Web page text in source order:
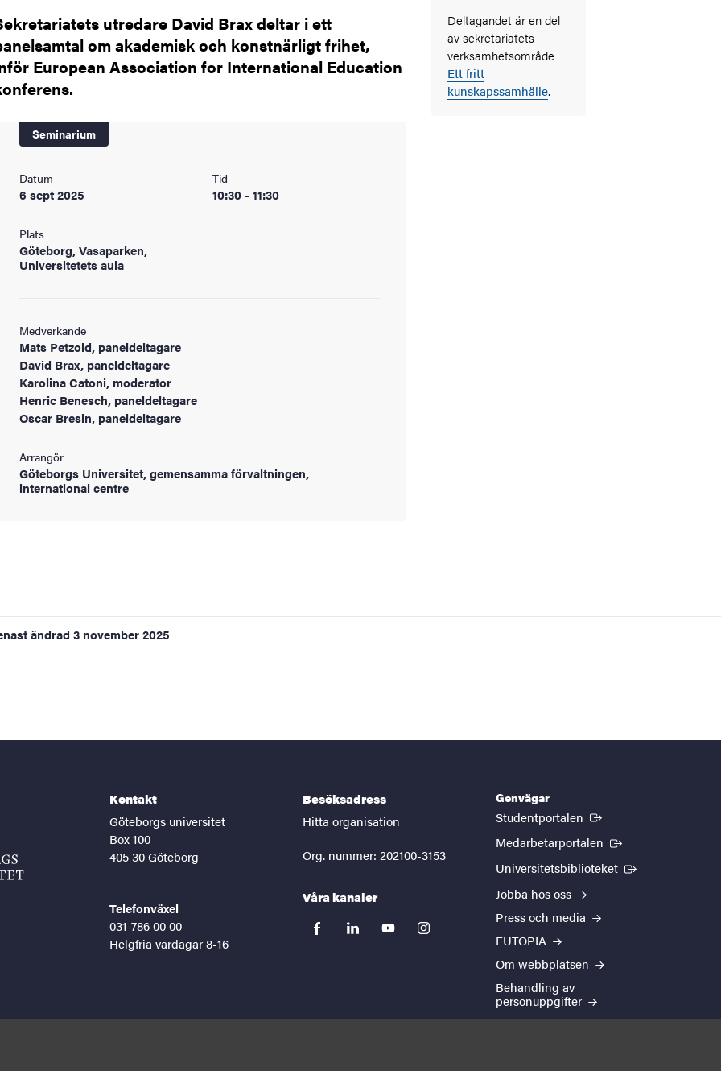
utredare David Brax deltar i ett
om akademisk och konstnärligt frihet,
European Association for International Education
Seminarium
Datum
6 sept 2025
Tid
10:30 - 11:30
Plats
Göteborg, Vasaparken,
Universitetets aula
Medverkande
Mats Petzold, paneldeltagare
David Brax, paneldeltagare
Karolina Catoni, moderator
Henric Benesch, paneldeltagare
Oscar Bresin, paneldeltagare
Arrangör
Göteborgs Universitet, gemensamma förvaltningen,
international centre
Deltagandet är en del
av sekretariatets
verksamhetsområde
Ett fritt
kunskapssamhälle.
ändrad 3 november 2025
Kontakt
Göteborgs universitet
Box 100
405 30 Göteborg
Telefonväxel
031-786 00 00
Helgfria vardagar 8-16
Besöksadress
Hitta organisation
Org. nummer: 202100-3153
Våra kanaler
facebooklinkedinyoutubeinstagram
Genvägar
Studentportalen (Extern länk)
Medarbetarportalen (Extern länk)
Universitetsbiblioteket (Extern länk)
Jobba hos oss
Press och media
EUTOPIA
Om webbplatsen
Behandling av
personuppgifter
Cookie-inställningar